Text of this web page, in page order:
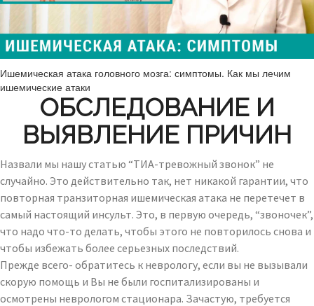
Ишемическая атака головного мозга: симптомы. Как мы лечим
ишемические атаки
ОБСЛЕДОВАНИЕ И
ВЫЯВЛЕНИЕ ПРИЧИН
Назвали мы нашу статью “ТИА-тревожный звонок” не
случайно. Это действительно так, нет никакой гарантии, что
повторная транзиторная ишемическая атака не перетечет в
самый настоящий инсульт. Это, в первую очередь, “звоночек”,
что надо что-то делать, чтобы этого не повторилось снова и
чтобы избежать более серьезных последствий.
Прежде всего- обратитесь к неврологу, если вы не вызывали
скорую помощь и Вы не были госпитализированы и
осмотрены неврологом стационара. Зачастую, требуется